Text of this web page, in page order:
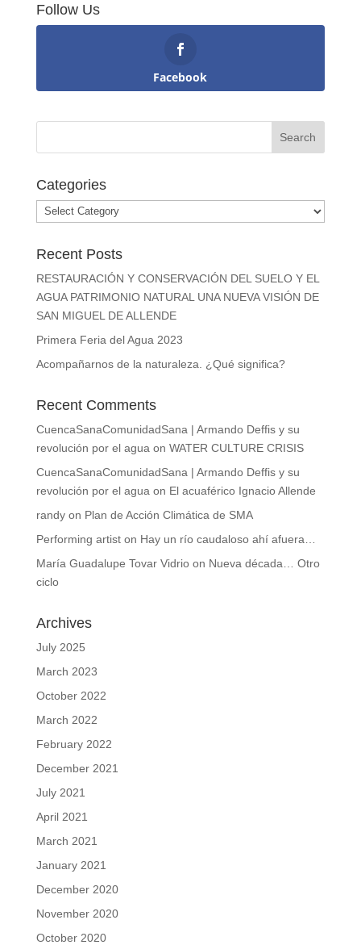
Follow Us
Facebook
Categories
Categories
Recent Posts
RESTAURACIÓN Y CONSERVACIÓN DEL SUELO Y EL
AGUA PATRIMONIO NATURAL UNA NUEVA VISIÓN DE
SAN MIGUEL DE ALLENDE
Primera Feria del Agua 2023
Acompañarnos de la naturaleza. ¿Qué significa?
Recent Comments
CuencaSanaComunidadSana | Armando Deffis y su
revolución por el agua on WATER CULTURE CRISIS
CuencaSanaComunidadSana | Armando Deffis y su
revolución por el agua on El acuaférico Ignacio Allende
randyon Plan de Acción Climática de SMA
Performing artiston Hay un río caudaloso ahí afuera…
María Guadalupe Tovar Vidrioon Nueva década… Otro
ciclo
Archives
July 2025
March 2023
October 2022
March 2022
February 2022
December 2021
July 2021
April 2021
March 2021
January 2021
December 2020
November 2020
October 2020